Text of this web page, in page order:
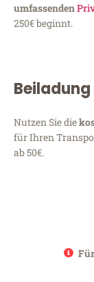
umfassenden
250€ beginnt.
Beiladung
Nutzen Sie die
für Ihren
ab 50€.